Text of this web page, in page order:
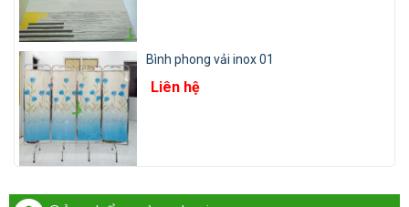
Bình phong vải inox 01
Liên hệ